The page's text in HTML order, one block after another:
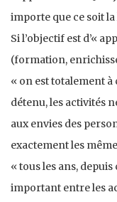
importe que ce soit
Si l’objectif est d’«
(formation,
« on est totalement à
détenu, les activités
aux envies des
exactement les
« tous les ans,
important entre les